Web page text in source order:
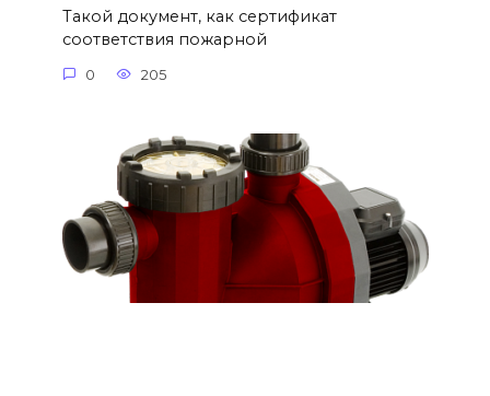
Такой документ, как сертификат
соответствия пожарной
0 205